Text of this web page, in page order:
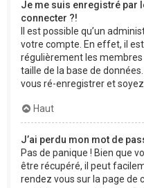
Je me suis enregistré par
connecter ?!
Il est possible qu’un
votre compte. En effet, il
régulièrement les
taille de la base de
vous ré-enregistrer et
Haut
J’ai perdu mon mot de
Pas de panique ! Bien que
être récupéré, il peut
rendez vous sur la page de